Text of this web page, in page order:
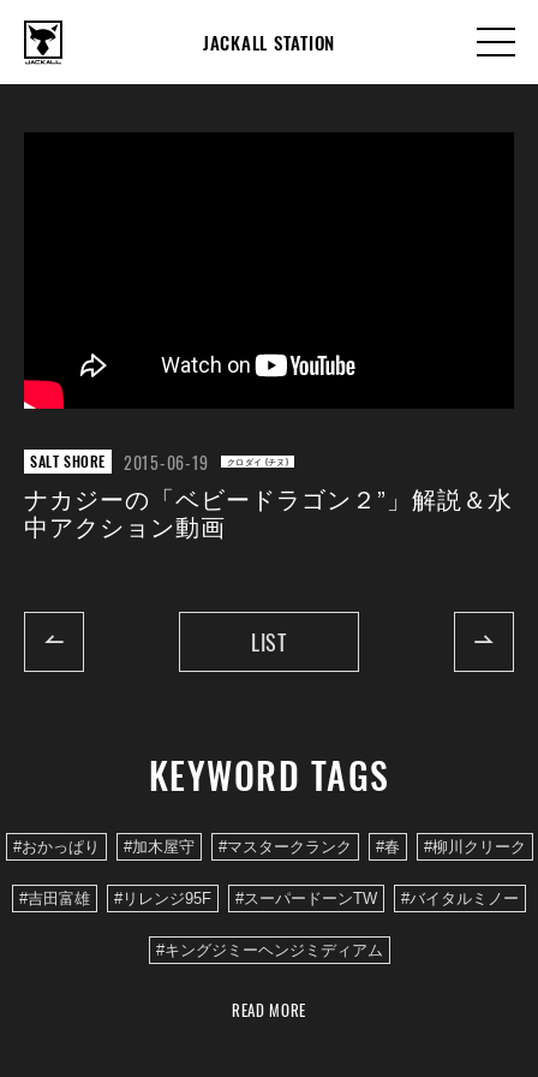
JACKALL STATION
SALT SHORE 2015-06-19 クロダイ (チヌ)
ナカジーの「ベビードラゴン２”」解説＆水
中アクション動画
LIST
KEYWORD TAGS
#おかっぱり #加木屋守 #マスタークランク #春 #柳川クリーク
#吉田富雄 #リレンジ95F #スーパードーンTW #バイタルミノー
#キングジミーヘンジミディアム
READ MORE